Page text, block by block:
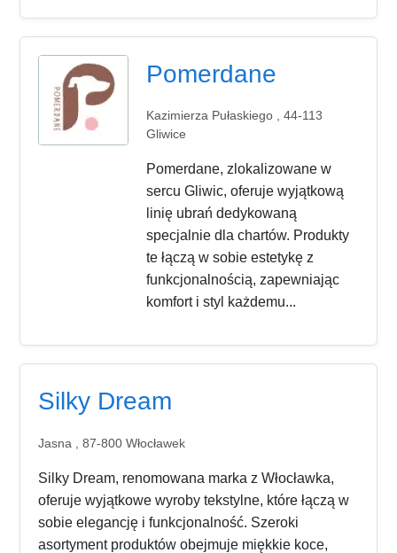
Pomerdane
Kazimierza Pułaskiego , 44-113
Gliwice
Pomerdane, zlokalizowane w
sercu Gliwic, oferuje wyjątkową
linię ubrań dedykowaną
specjalnie dla chartów. Produkty
te łączą w sobie estetykę z
funkcjonalnością, zapewniając
komfort i styl każdemu...
Silky Dream
Jasna , 87-800 Włocławek
Silky Dream, renomowana marka z Włocławka,
oferuje wyjątkowe wyroby tekstylne, które łączą w
sobie elegancję i funkcjonalność. Szeroki
asortyment produktów obejmuje miękkie koce,